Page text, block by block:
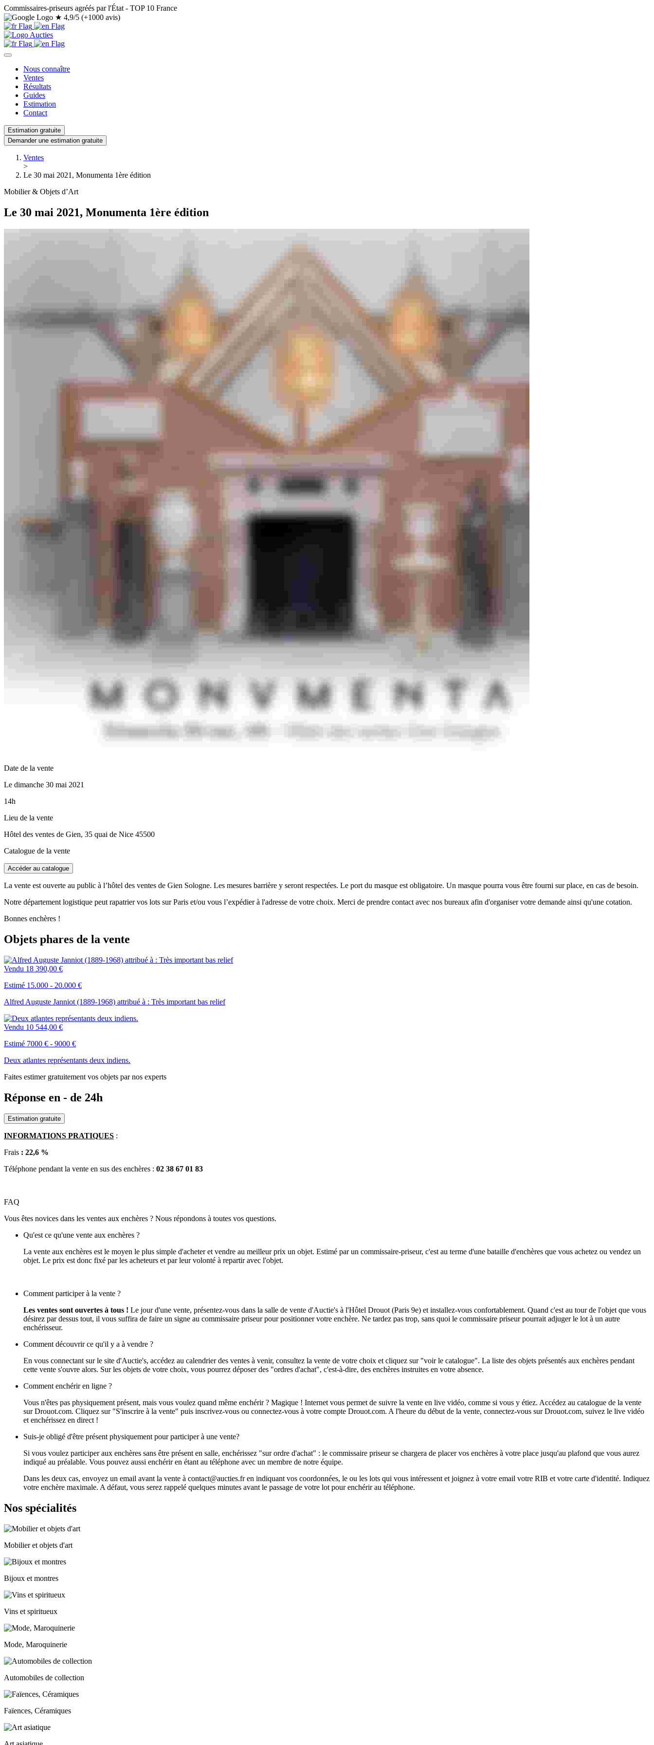
Commissaires-priseurs agréés par l'État - TOP 10 France
★ 4,9/5 (+1000 avis)
Nous connaître
Ventes
Résultats
Guides
Estimation
Contact
Estimation gratuite
Demander une estimation gratuite
Ventes
>
Le 30 mai 2021, Monumenta 1ère édition
Mobilier & Objets d’Art
Le 30 mai 2021, Monumenta 1ère édition
Date de la vente
Le dimanche 30 mai 2021
14h
Lieu de la vente
Hôtel des ventes de Gien, 35 quai de Nice 45500
Catalogue de la vente
Accéder au catalogue
La vente est ouverte au public à l’hôtel des ventes de Gien Sologne. Les mesures barrière y seront respectées. Le port du masque est obligatoire. Un masque pourra vous être fourni sur place, en cas de besoin.
Notre département logistique peut rapatrier vos lots sur Paris et/ou vous l’expédier à l'adresse de votre choix. Merci de prendre contact avec nos bureaux afin d'organiser votre demande ainsi qu'une cotation.
Bonnes enchères !
Objets phares de la vente
Vendu 18 390,00 €
Estimé 15.000 - 20.000 €
Alfred Auguste Janniot (1889-1968) attribué à : Très important bas relief
Vendu 10 544,00 €
Estimé 7000 € - 9000 €
Deux atlantes représentants deux indiens.
Faites estimer gratuitement vos objets par nos experts
Réponse en - de 24h
Estimation gratuite
INFORMATIONS PRATIQUES :
Frais : 22,6 %
Téléphone pendant la vente en sus des enchères : 02 38 67 01 83
FAQ
Vous êtes novices dans les ventes aux enchères ? Nous répondons à toutes vos questions.
Qu'est ce qu'une vente aux enchères ?
La vente aux enchères est le moyen le plus simple d'acheter et vendre au meilleur prix un objet. Estimé par un commissaire-priseur, c'est au terme d'une bataille d'enchères que vous achetez ou vendez un
objet. Le prix est donc fixé par les acheteurs et par leur volonté à repartir avec l'objet.
Comment participer à la vente ?
Les ventes sont ouvertes à tous ! Le jour d'une vente, présentez-vous dans la salle de vente d'Auctie's à l'Hôtel Drouot (Paris 9e) et installez-vous confortablement. Quand c'est au tour de l'objet que vous
désirez par dessus tout, il vous suffira de faire un signe au commissaire priseur pour positionner votre enchère. Ne tardez pas trop, sans quoi le commissaire priseur pourrait adjuger le lot à un autre
enchérisseur.
Comment découvrir ce qu'il y a à vendre ?
En vous connectant sur le site d'Auctie's, accédez au calendrier des ventes à venir, consultez la vente de votre choix et cliquez sur "voir le catalogue". La liste des objets présentés aux enchères pendant
cette vente s'ouvre alors. Sur les objets de votre choix, vous pourrez déposer des "ordres d'achat", c'est-à-dire, des enchères instruites en votre absence.
Comment enchérir en ligne ?
Vous n'êtes pas physiquement présent, mais vous voulez quand même enchérir ? Magique ! Internet vous permet de suivre la vente en live vidéo, comme si vous y étiez. Accédez au catalogue de la vente
sur Drouot.com. Cliquez sur "S'inscrire à la vente" puis inscrivez-vous ou connectez-vous à votre compte Drouot.com. A l'heure du début de la vente, connectez-vous sur Drouot.com, suivez le live vidéo
et enchérissez en direct !
Suis-je obligé d'être présent physiquement pour participer à une vente?
Si vous voulez participer aux enchères sans être présent en salle, enchérissez "sur ordre d'achat" : le commissaire priseur se chargera de placer vos enchères à votre place jusqu'au plafond que vous aurez
indiqué au préalable. Vous pouvez aussi enchérir en étant au téléphone avec un membre de notre équipe.
Dans les deux cas, envoyez un email avant la vente à contact@aucties.fr en indiquant vos coordonnées, le ou les lots qui vous intéressent et joignez à votre email votre RIB et votre carte d'identité. Indiquez
votre enchère maximale. A défaut, vous serez rappelé quelques minutes avant le passage de votre lot pour enchérir au téléphone.
Nos spécialités
Mobilier et objets d'art
Bijoux et montres
Vins et spiritueux
Mode, Maroquinerie
Automobiles de collection
Faïences, Céramiques